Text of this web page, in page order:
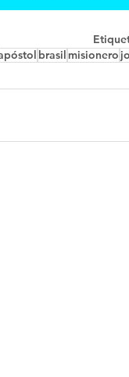
brasil misionero